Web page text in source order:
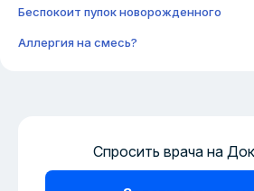
Беспокоит пупок новорожденного
Аллергия на смесь?
Спросить врача на